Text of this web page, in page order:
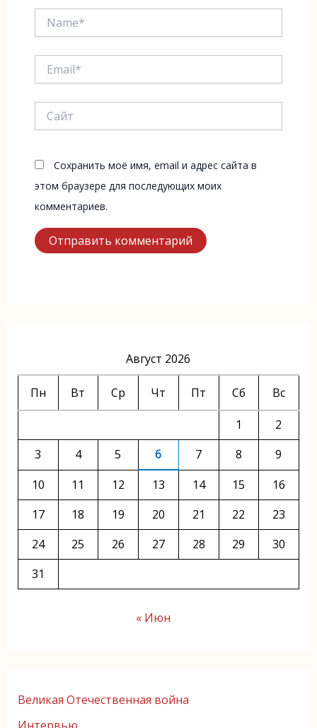
Сохранить моё имя, email и адрес сайта в
этом браузере для последующих моих
комментариев.
Август 2026
Пн Вт Ср Чт Пт Сб Вс
1
2
3
4 5 6 7 8
9
10
11 12 13 14 15
16
17
18 19 20 21 22
23
24
25 26 27 28 29
30
31
« Июн
Великая Отечественная война